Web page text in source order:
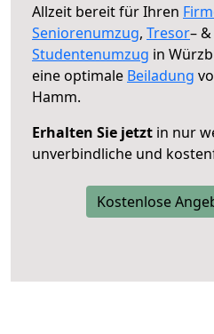
Allzeit bereit für Ihren
Seniorenumzug, Tresor– &
Studentenumzug in
eine optimale Beiladung
Hamm.
Erhalten Sie jetzt in nur
unverbindliche und
Kostenlose